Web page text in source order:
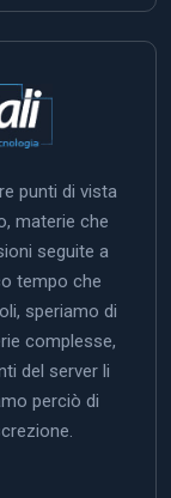
punti di vista
materie che
seguite a
tempo che
speriamo di
complesse,
del server li
perciò di